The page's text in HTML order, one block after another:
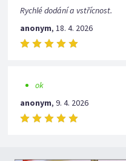
Rychlé dodání a vstřícnost.
anonym,18. 4. 2026
ok
anonym,9. 4. 2026